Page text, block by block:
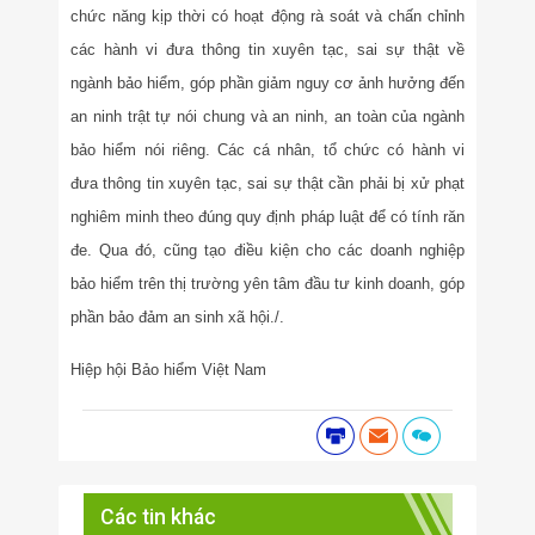
chức năng kịp thời có hoạt động rà soát và chấn chỉnh
các hành vi đưa thông tin xuyên tạc, sai sự thật về
ngành bảo hiểm, góp phần giảm nguy cơ ảnh hưởng đến
an ninh trật tự nói chung và an ninh, an toàn của ngành
bảo hiểm nói riêng. Các cá nhân, tổ chức có hành vi
đưa thông tin xuyên tạc, sai sự thật cần phải bị xử phạt
nghiêm minh theo đúng quy định pháp luật để có tính răn
đe. Qua đó, cũng tạo điều kiện cho các doanh nghiệp
bảo hiểm trên thị trường yên tâm đầu tư kinh doanh, góp
phần bảo đảm an sinh xã hội./.
Hiệp hội Bảo hiểm Việt Nam
Các tin khác